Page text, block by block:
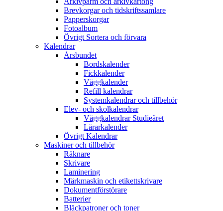
Brevkorgar och tidskriftssamlare
Papperskorgar
Fotoalbum
Övrigt Sortera och förvara
Kalendrar
Årsbundet
Bordskalender
Fickkalender
Väggkalender
Refill kalendrar
Systemkalendrar och tillbehör
Elev- och skolkalendrar
Väggkalendrar Studieåret
Lärarkalender
Övrigt Kalendrar
Maskiner och tillbehör
Räknare
Skrivare
Laminering
Märkmaskin och etikettskrivare
Dokumentförstörare
Batterier
Bläckpatroner och toner